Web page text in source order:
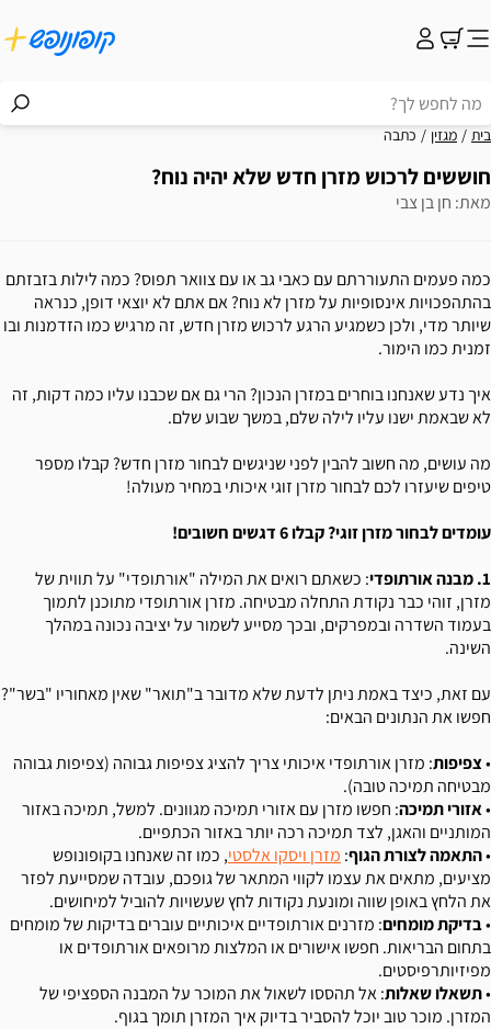
בית מגזין כתבה
חוששים לרכוש מזרן חדש שלא יהיה נוח?
מאת: חן בן צבי
כמה פעמים התעוררתם עם כאבי גב או עם צוואר תפוס? כמה לילות בזבזתם
בהתהפכויות אינסופיות על מזרן לא נוח? אם אתם לא יוצאי דופן, כנראה
שיותר מדי, ולכן כשמגיע הרגע לרכוש מזרן חדש, זה מרגיש כמו הזדמנות ובו
זמנית כמו הימור.
איך נדע שאנחנו בוחרים במזרן הנכון? הרי גם אם שכבנו עליו כמה דקות, זה
לא שבאמת ישנו עליו לילה שלם, במשך שבוע שלם.
מה עושים, מה חשוב להבין לפני שניגשים לבחור מזרן חדש? קבלו מספר
טיפים שיעזרו לכם לבחור מזרן זוגי איכותי במחיר מעולה!
עומדים לבחור מזרן זוגי? קבלו 6 דגשים חשובים!
1. מבנה אורתופדי
: כשאתם רואים את המילה "אורתופדי" על תווית של
מזרן, זוהי כבר נקודת התחלה מבטיחה. מזרן אורתופדי מתוכנן לתמוך
בעמוד השדרה ובמפרקים, ובכך מסייע לשמור על יציבה נכונה במהלך
השינה.
עם זאת, כיצד באמת ניתן לדעת שלא מדובר ב"תואר" שאין מאחוריו "בשר"?
חפשו את הנתונים הבאים:
•צפיפות: מזרן אורתופדי איכותי צריך להציג צפיפות גבוהה (צפיפות גבוהה
מבטיחה תמיכה טובה).
•אזורי תמיכה: חפשו מזרן עם אזורי תמיכה מגוונים. למשל, תמיכה באזור
המותניים והאגן, לצד תמיכה רכה יותר באזור הכתפיים.
•התאמה לצורת הגוף: מזרן ויסקו אלסטי, כמו זה שאנחנו בקופונופש
מציעים, מתאים את עצמו לקווי המתאר של גופכם, עובדה שמסייעת לפזר
את הלחץ באופן שווה ומונעת נקודות לחץ שעשויות להוביל למיחושים.
•בדיקת מומחים: מזרנים אורתופדיים איכותיים עוברים בדיקות של מומחים
בתחום הבריאות. חפשו אישורים או המלצות מרופאים אורתופדים או
מפיזיותרפיסטים.
•תשאלו שאלות: אל תהססו לשאול את המוכר על המבנה הספציפי של
המזרן. מוכר טוב יוכל להסביר בדיוק איך המזרן תומך בגוף.